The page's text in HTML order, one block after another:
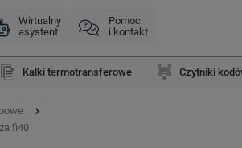
Wirtualny
asystent
Pomoc
i kontakt
Kalki termotransferowe Czytniki
fi40